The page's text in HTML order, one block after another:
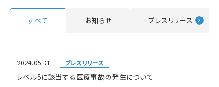
すべて お知らせ プレスリリース
2024.05.01 プレスリリース
レベル5に該当する医療事故の発生について